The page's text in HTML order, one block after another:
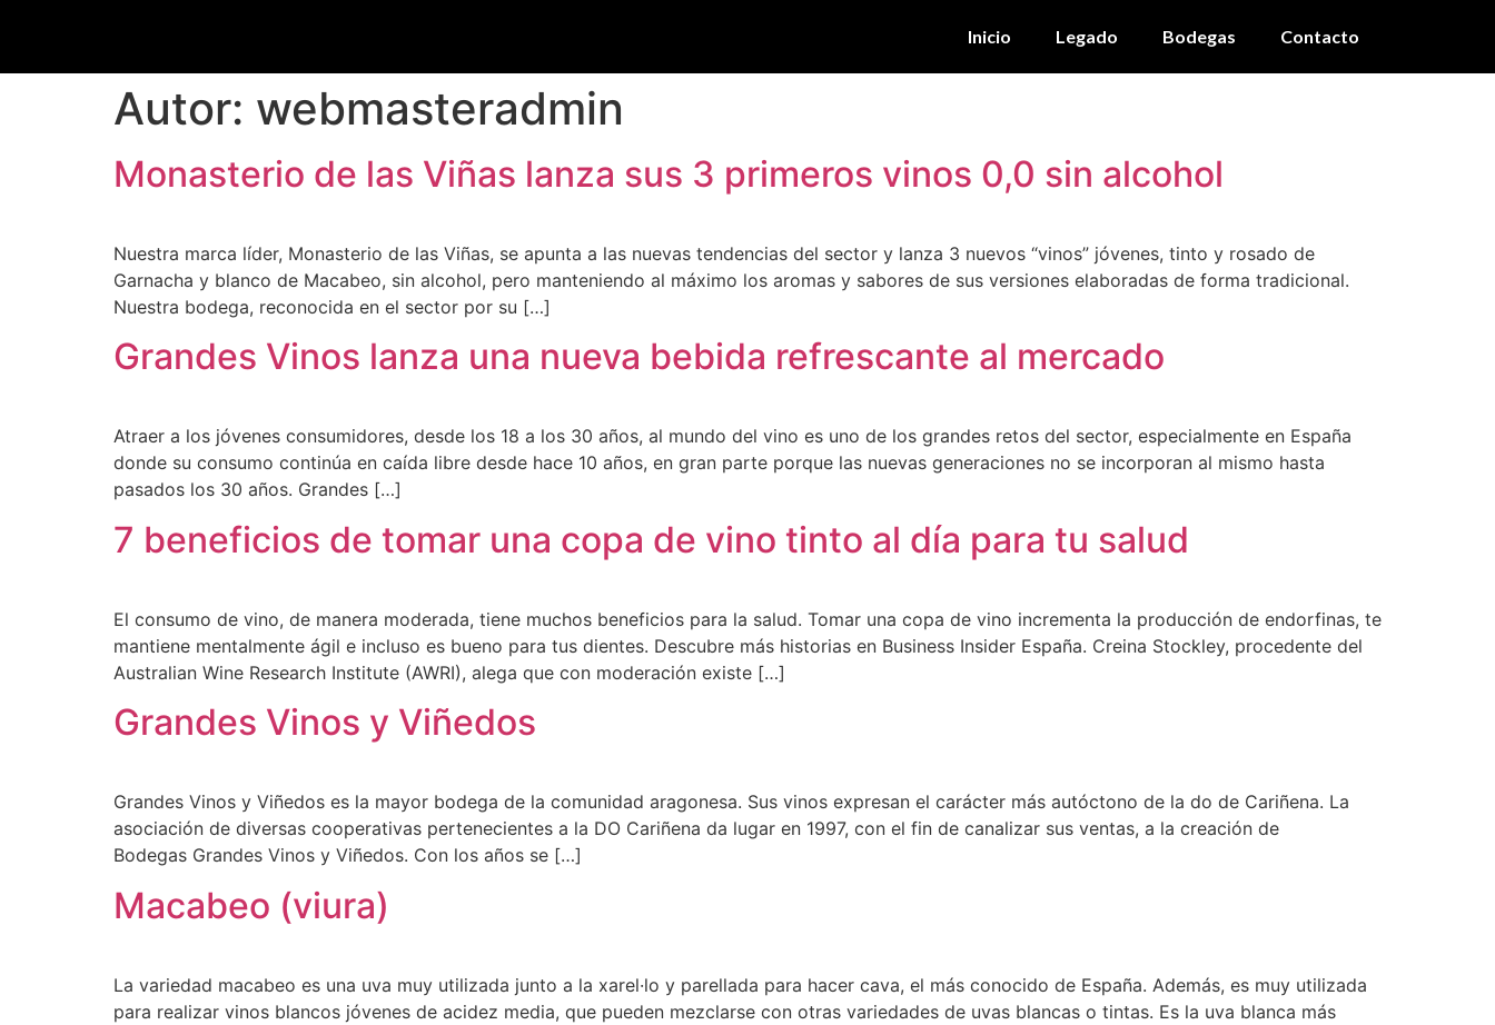
Inicio Legado Bodegas Contacto
Autor: webmasteradmin
Monasterio de las Viñas lanza sus 3 primeros vinos 0,0 sin alcohol
Nuestra marca líder, Monasterio de las Viñas, se apunta a las nuevas tendencias del sector y lanza 3 nuevos “vinos” jóvenes, tinto y rosado de
Garnacha y blanco de Macabeo, sin alcohol, pero manteniendo al máximo los aromas y sabores de sus versiones elaboradas de forma tradicional.
Nuestra bodega, reconocida en el sector por su […]
Grandes Vinos lanza una nueva bebida refrescante al mercado
Atraer a los jóvenes consumidores, desde los 18 a los 30 años, al mundo del vino es uno de los grandes retos del sector, especialmente en España
donde su consumo continúa en caída libre desde hace 10 años, en gran parte porque las nuevas generaciones no se incorporan al mismo hasta
pasados los 30 años. Grandes […]
7 beneficios de tomar una copa de vino tinto al día para tu salud
El consumo de vino, de manera moderada, tiene muchos beneficios para la salud. Tomar una copa de vino incrementa la producción de endorfinas, te
mantiene mentalmente ágil e incluso es bueno para tus dientes. Descubre más historias en Business Insider España. Creina Stockley, procedente del
Australian Wine Research Institute (AWRI), alega que con moderación existe […]
Grandes Vinos y Viñedos
Grandes Vinos y Viñedos es la mayor bodega de la comunidad aragonesa. Sus vinos expresan el carácter más autóctono de la do de Cariñena. La
asociación de diversas cooperativas pertenecientes a la DO Cariñena da lugar en 1997, con el fin de canalizar sus ventas, a la creación de
Bodegas Grandes Vinos y Viñedos. Con los años se […]
Macabeo (viura)
La variedad macabeo es una uva muy utilizada junto a la xarel·lo y parellada para hacer cava, el más conocido de España. Además, es muy utilizada
para realizar vinos blancos jóvenes de acidez media, que pueden mezclarse con otras variedades de uvas blancas o tintas. Es la uva blanca más